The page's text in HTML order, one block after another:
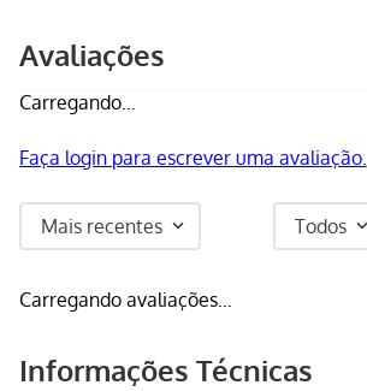
Avaliações
Carregando…
Faça login para escrever uma avaliação.
Mais recentes Todos
Carregando avaliações…
Informações Técnicas